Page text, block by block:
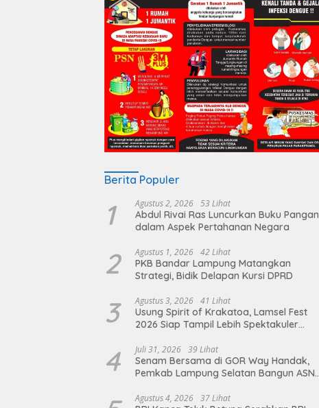
Berita Populer
1 Agustus 2, 2026 53 Lihat
Abdul Rivai Ras Luncurkan Buku Pangan
dalam Aspek Pertahanan Negara
2 Agustus 1, 2026 42 Lihat
PKB Bandar Lampung Matangkan
Strategi, Bidik Delapan Kursi DPRD
3 Agustus 3, 2026 41 Lihat
Usung Spirit of Krakatoa, Lamsel Fest
2026 Siap Tampil Lebih Spektakuler
Artis Ibu Kota
4 Juli 31, 2026 39 Lihat
Senam Bersama di GOR Way Handak,
Pemkab Lampung Selatan Bangun ASN
Terbaik
Agustus 4, 2026 37 Lihat